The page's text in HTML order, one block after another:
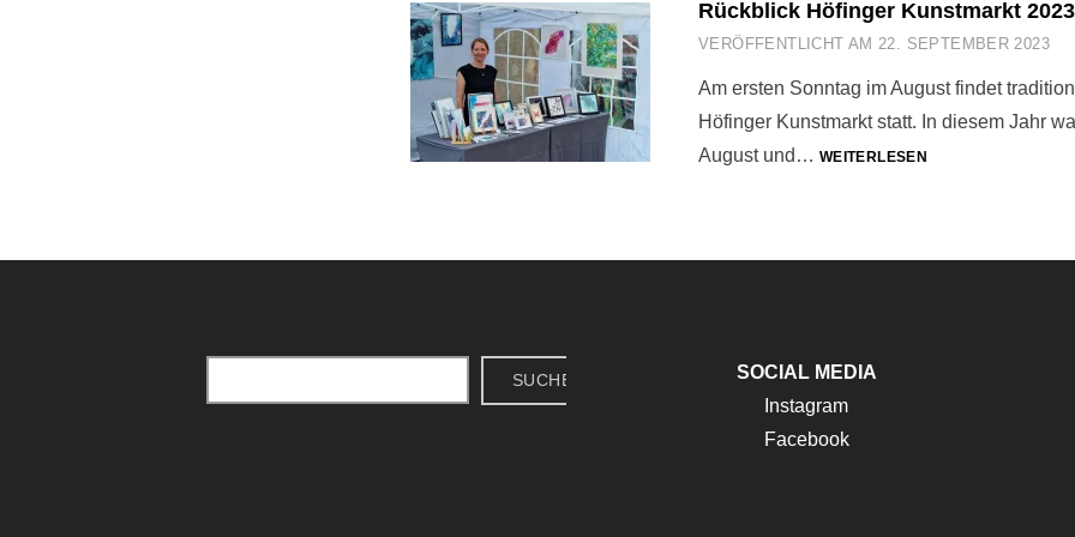
Rückblick Höfinger Kunstmarkt 2023
VERÖFFENTLICHT AM 22. SEPTEMBER 2023
Am ersten Sonntag im August findet
Höfinger Kunstmarkt statt. In diesem Jahr
August und… WEITERLESENRÜCKBLICK
SUCHEN
SOCIAL MEDIA
Instagram
Facebook